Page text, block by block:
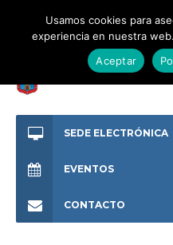
SEDE ELECTRÓNICA
EVENTOS
CONTACTO
Usamos cookies para
experiencia en nuestra
Aceptar